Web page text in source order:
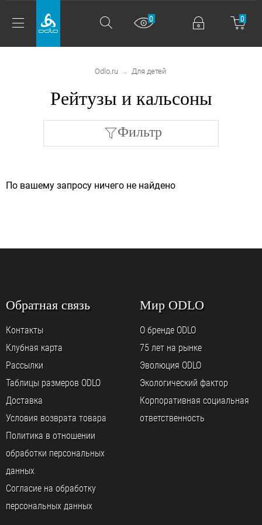
0
0
Odlo.ru → Для детей
Рейтузы и кальсоны
Фильтр
По вашему запросу ничего не найдено
Обратная связь
Контакты
Клубная карта
Рассылки
Таблицы размеров ODLO
Доставка
Условия возврата товара
Политика в отношении
обработки персональных
данных
Согласие на обработку
персональных данных
Мир ODLO
О бренде ODLO
75 лет на рынке
Эволюция ODLO
Экологический фактор
Корпоративная социальная
ответственность